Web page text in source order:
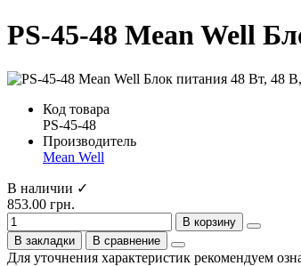
PS-45-48 Mean Well
Код товара
PS-45-48
Производитель
Mean Well
В наличии ✓
853.00 грн.
В корзину
В закладки
В сравнение
Для уточнения характеристик рекомендуем